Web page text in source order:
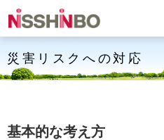
災害リスクへの対応
基本的な考え方